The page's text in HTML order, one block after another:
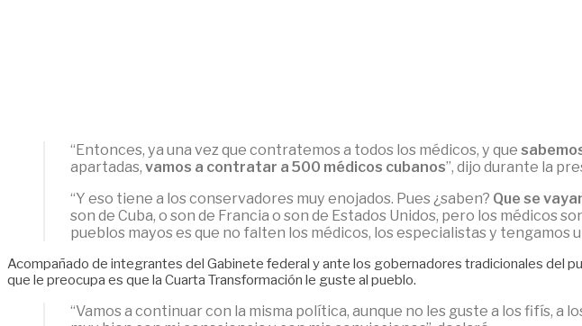
“Entonces, ya una vez que contratemos a todos los médicos, y que
apartadas, vamos a contratar a 500 médicos cubanos”, dijo durante la
“Y eso tiene a los conservadores muy enojados. Pues ¿saben? Que se
son de Cuba, o son de Francia o son de Estados Unidos, pero los médicos
pueblos mayos es que no falten los médicos, los especialistas y tengamos
Acompañado de integrantes del Gabinete federal y ante los gobernadores tradicionales del
que le preocupa es que la Cuarta Transformación le guste al pueblo.
“Vamos a continuar con la misma política, aunque no les guste a los fifís,